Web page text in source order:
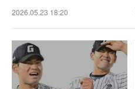
2026.05.23 18:20